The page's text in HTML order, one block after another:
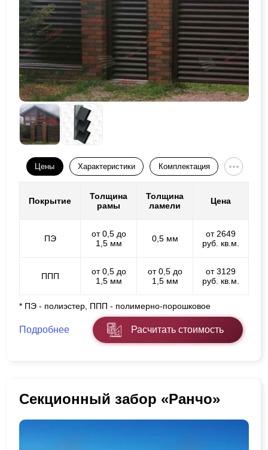
Цены Характеристики Комплектация
Покрытие
Толщина
рамы
Толщина
ламели
Цена
ПЭ
от 0,5 до
1,5 мм
0,5 мм
от 2649
руб. кв.м.
ППП
от 0,5 до
1,5 мм
от 0,5 до
1,5 мм
от 3129
руб. кв.м.
* ПЭ - полиэстер, ППП - полимерно-порошковое
Подробнее Расчитать стоимость
Секционный забор «Ранчо»